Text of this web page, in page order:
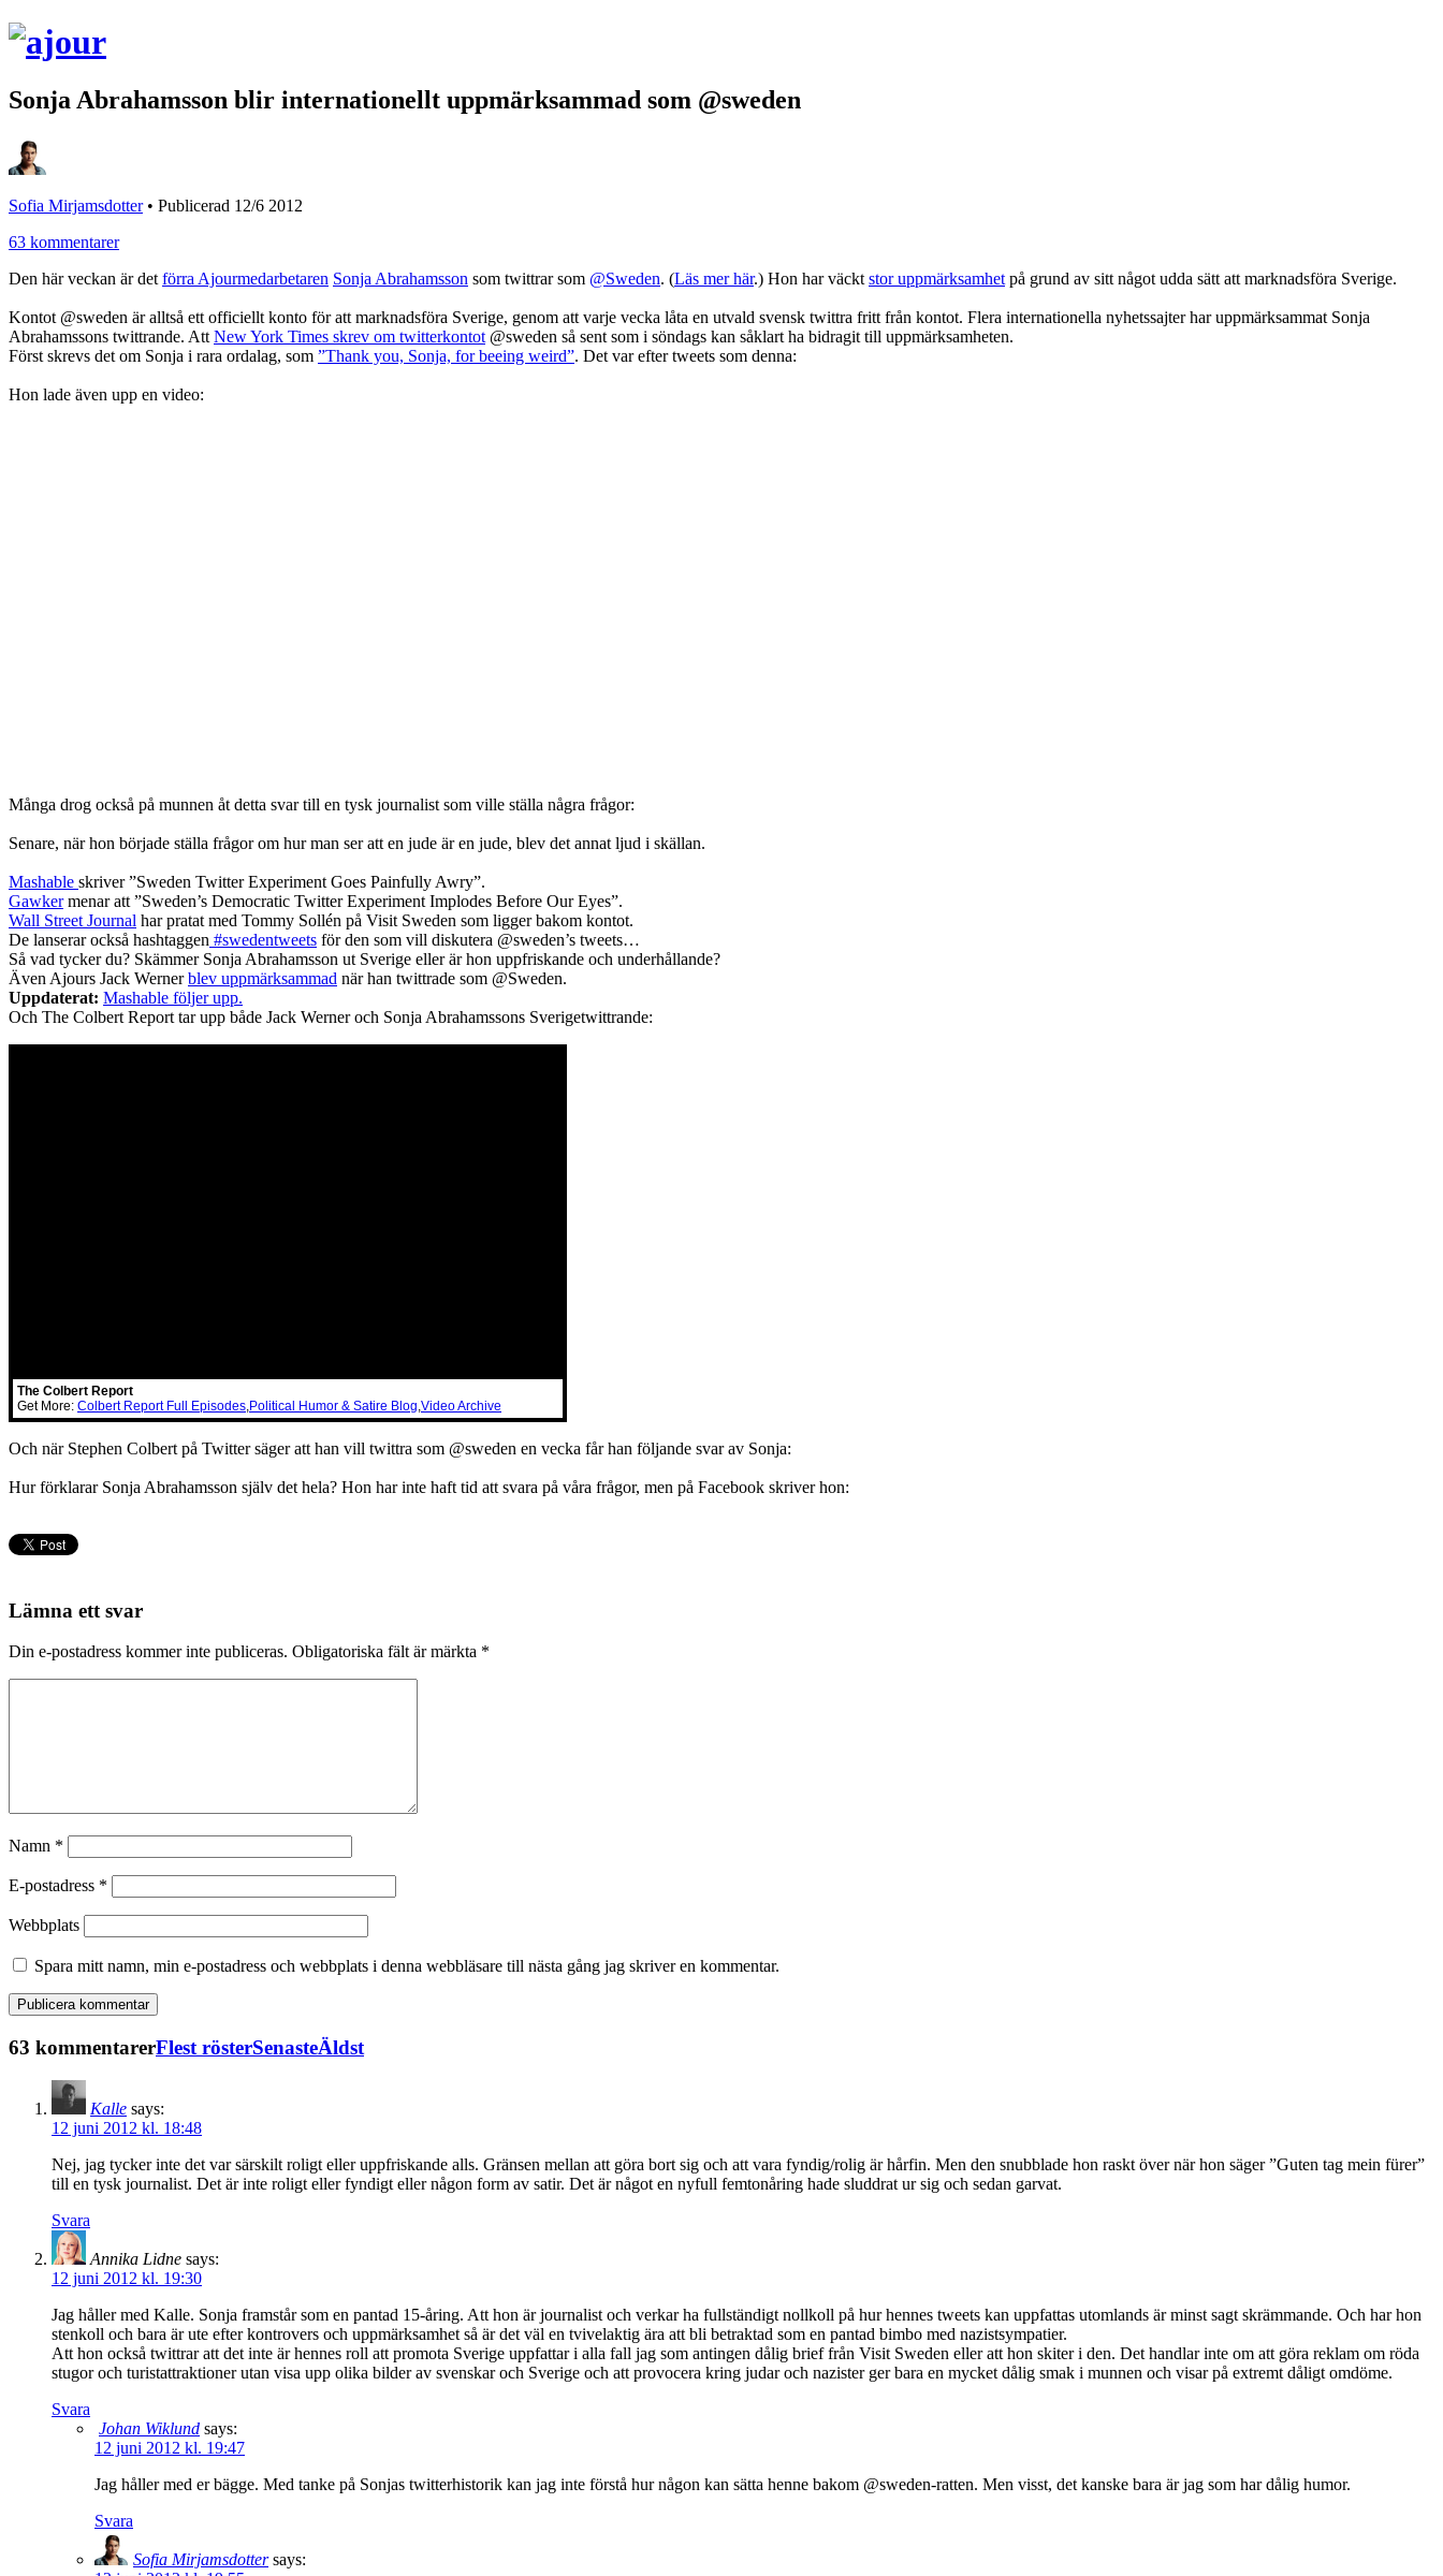
Sonja Abrahamsson blir internationellt uppmärksammad som @sweden
Sofia Mirjamsdotter• Publicerad 12/6 2012
63 kommentarer
Den här veckan är det förra Ajourmedarbetaren Sonja Abrahamsson som twittrar som @Sweden. (Läs mer här.) Hon har väckt stor uppmärksamhet på grund av sitt något udda sätt att marknadsföra Sverige.
Kontot @sweden är alltså ett officiellt konto för att marknadsföra Sverige, genom att varje vecka låta en utvald svensk twittra fritt från kontot. Flera internationella nyhetssajter har uppmärksammat Sonja
Abrahamssons twittrande. Att New York Times skrev om twitterkontot @sweden så sent som i söndags kan såklart ha bidragit till uppmärksamheten.
Först skrevs det om Sonja i rara ordalag, som ”Thank you, Sonja, for beeing weird”. Det var efter tweets som denna:
Hon lade även upp en video:
Många drog också på munnen åt detta svar till en tysk journalist som ville ställa några frågor:
Senare, när hon började ställa frågor om hur man ser att en jude är en jude, blev det annat ljud i skällan.
Mashable skriver ”Sweden Twitter Experiment Goes Painfully Awry”.
Gawkermenar att ”Sweden’s Democratic Twitter Experiment Implodes Before Our Eyes”.
Wall Street Journal har pratat med Tommy Sollén på Visit Sweden som ligger bakom kontot.
De lanserar också hashtaggen #swedentweets för den som vill diskutera @sweden’s tweets…
Så vad tycker du? Skämmer Sonja Abrahamsson ut Sverige eller är hon uppfriskande och underhållande?
Även Ajours Jack Wernerblev uppmärksammad när han twittrade som @Sweden.
Uppdaterat: Mashable följer upp.
Och The Colbert Report tar upp både Jack Werner och Sonja Abrahamssons Sverigetwittrande:
The Colbert Report
Get More: Colbert Report Full Episodes Political Humor & Satire Blog Video Archive
Och när Stephen Colbert på Twitter säger att han vill twittra som @sweden en vecka får han följande svar av Sonja:
Hur förklarar Sonja Abrahamsson själv det hela? Hon har inte haft tid att svara på våra frågor, men på Facebook skriver hon:
Lämna ett svar
Din e-postadress kommer inte publiceras. Obligatoriska fält är märkta *
Namn *
E-postadress *
Webbplats
Spara mitt namn, min e-postadress och webbplats i denna webbläsare till nästa gång jag skriver en kommentar.
63 kommentarerFlest rösterSenasteÄldst
Kalle says:
12 juni 2012 kl. 18:48
Nej, jag tycker inte det var särskilt roligt eller uppfriskande alls. Gränsen mellan att göra bort sig och att vara fyndig/rolig är hårfin. Men den snubblade hon raskt över när hon säger ”Guten tag mein fürer”
till en tysk journalist. Det är inte roligt eller fyndigt eller någon form av satir. Det är något en nyfull femtonåring hade sluddrat ur sig och sedan garvat.
Svara
Annika Lidne says:
12 juni 2012 kl. 19:30
Jag håller med Kalle. Sonja framstår som en pantad 15-åring. Att hon är journalist och verkar ha fullständigt nollkoll på hur hennes tweets kan uppfattas utomlands är minst sagt skrämmande. Och har hon
stenkoll och bara är ute efter kontrovers och uppmärksamhet så är det väl en tvivelaktig ära att bli betraktad som en pantad bimbo med nazistsympatier.
Att hon också twittrar att det inte är hennes roll att promota Sverige uppfattar i alla fall jag som antingen dålig brief från Visit Sweden eller att hon skiter i den. Det handlar inte om att göra reklam om röda
stugor och turistattraktioner utan visa upp olika bilder av svenskar och Sverige och att provocera kring judar och nazister ger bara en mycket dålig smak i munnen och visar på extremt dåligt omdöme.
Svara
Johan Wiklund says:
12 juni 2012 kl. 19:47
Jag håller med er bägge. Med tanke på Sonjas twitterhistorik kan jag inte förstå hur någon kan sätta henne bakom @sweden-ratten. Men visst, det kanske bara är jag som har dålig humor.
Svara
Sofia Mirjamsdotter says: